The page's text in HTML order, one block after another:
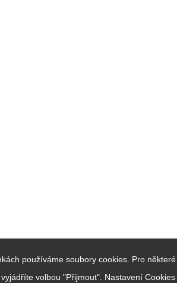
používáme soubory cookies. Pro
volbou "Přijmout". Nastavení